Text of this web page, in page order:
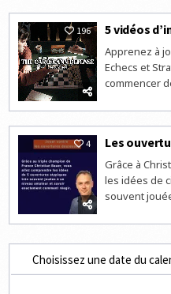
196 5 vidéos
Apprenez à
Echecs et
commencer
4 Les
Grâce à
les idées de
souvent
Choisissez une date du